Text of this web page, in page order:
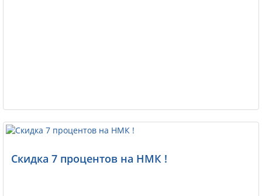
Скидка 7 процентов на НМК !